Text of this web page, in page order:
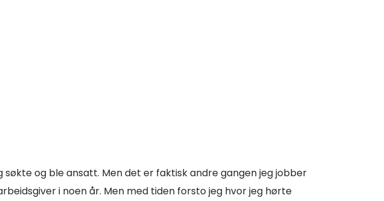
og ble ansatt. Men det er faktisk andre gangen jeg jobber
i noen år. Men med tiden forsto jeg hvor jeg hørte